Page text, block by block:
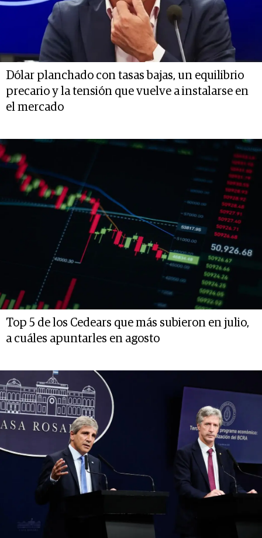
Dólar planchado con tasas bajas, un equilibrio
precario y la tensión que vuelve a instalarse en
el mercado
Top 5 de los Cedears que más subieron en julio,
a cuáles apuntarles en agosto